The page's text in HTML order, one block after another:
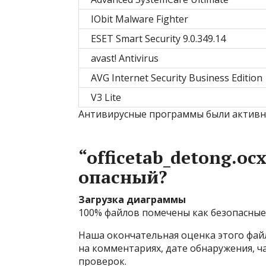
IObit Malware Fighter
ESET Smart Security 9.0.349.14
avast! Antivirus
AVG Internet Security Business Edition
V3 Lite
Антивирусные программы были
опасный?
Загрузка диаграммы
100% файлов помечены как
Наша окончательная оценка этого
на комментариях, дате обнаружения,
проверок.